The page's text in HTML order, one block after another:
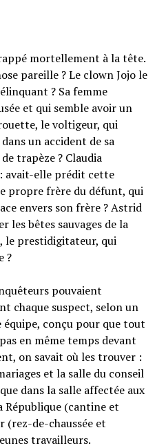
mortellement à la tête.
pareille ? Le clown Jojo le
? Sa femme
et qui semble avoir un
le voltigeur, qui
un accident de sa
trapèze ? Claudia
avait-elle prédit cette
propre frère du défunt, qui
envers son frère ? Astrid
les bêtes sauvages de la
le prestidigitateur, qui
?
pouvaient
chaque suspect, selon un
équipe, conçu pour que tout
en même temps devant
on savait où les trouver :
et la salle du conseil
dans la salle affectée aux
République (cantine et
(rez-de-chaussée et
travailleurs.